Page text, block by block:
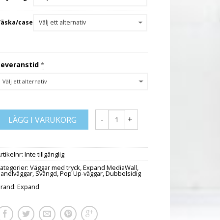
case
*
LÄGG I VARUKORG
Inte tillgänglig
Väggar med tryck,Expand MediaWall,
, Svängd,Pop Up-väggar,Dubbelsidig
Expand